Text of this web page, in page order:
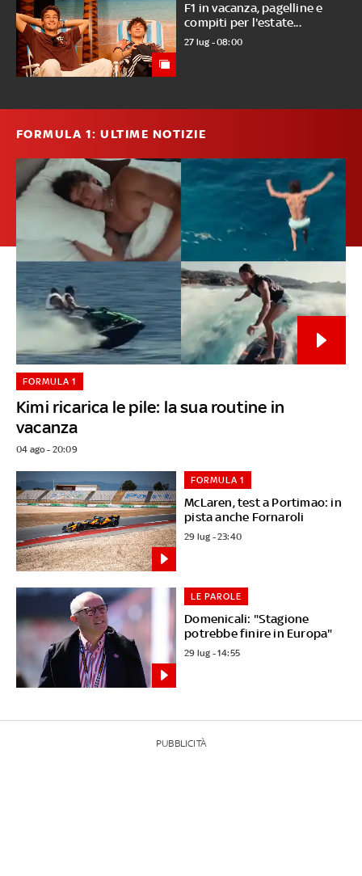
F1 in vacanza, pagelline e
compiti per l'estate...
27 lug - 08:00
FORMULA 1: ULTIME NOTIZIE
Kimi ricarica le pile: la sua routine in
vacanza
FORMULA 1
04 ago - 20:09
McLaren, test a Portimao: in
pista anche Fornaroli
FORMULA 1
29 lug - 23:40
Domenicali: "Stagione
potrebbe finire in Europa"
LE PAROLE
29 lug - 14:55
PUBBLICITÀ